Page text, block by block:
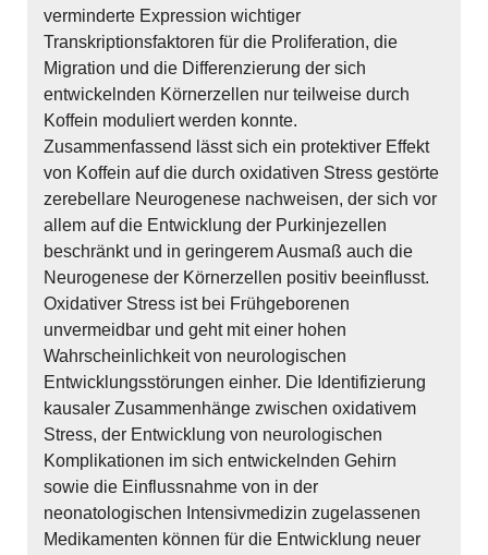
verminderte Expression wichtiger
Transkriptionsfaktoren für die Proliferation, die
Migration und die Differenzierung der sich
entwickelnden Körnerzellen nur teilweise durch
Koffein moduliert werden konnte.
Zusammenfassend lässt sich ein protektiver Effekt
von Koffein auf die durch oxidativen Stress gestörte
zerebellare Neurogenese nachweisen, der sich vor
allem auf die Entwicklung der Purkinjezellen
beschränkt und in geringerem Ausmaß auch die
Neurogenese der Körnerzellen positiv beeinflusst.
Oxidativer Stress ist bei Frühgeborenen
unvermeidbar und geht mit einer hohen
Wahrscheinlichkeit von neurologischen
Entwicklungsstörungen einher. Die Identifizierung
kausaler Zusammenhänge zwischen oxidativem
Stress, der Entwicklung von neurologischen
Komplikationen im sich entwickelnden Gehirn
sowie die Einflussnahme von in der
neonatologischen Intensivmedizin zugelassenen
Medikamenten können für die Entwicklung neuer